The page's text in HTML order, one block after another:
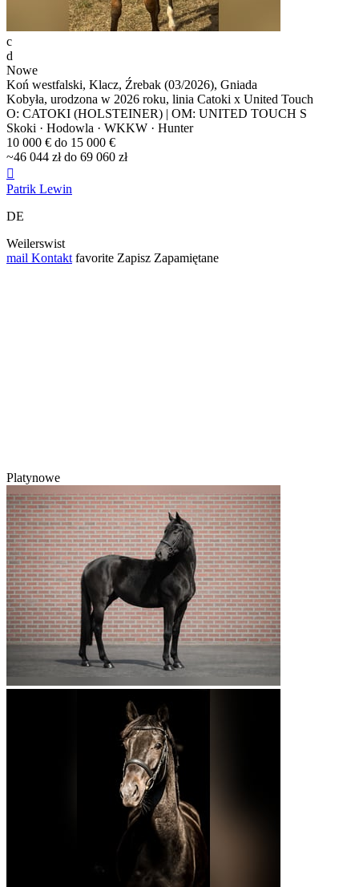
c
d
Nowe
Koń westfalski, Klacz, Źrebak (03/2026), Gniada
Kobyła, urodzona w 2026 roku, linia Catoki x United Touch
O: CATOKI (HOLSTEINER) | OM: UNITED TOUCH S
Skoki · Hodowla · WKKW · Hunter
10 000 € do 15 000 €
~46 044 zł do 69 060 zł

Patrik Lewin
DE
Weilerswist
mail Kontakt favorite Zapisz Zapamiętane
Platynowe